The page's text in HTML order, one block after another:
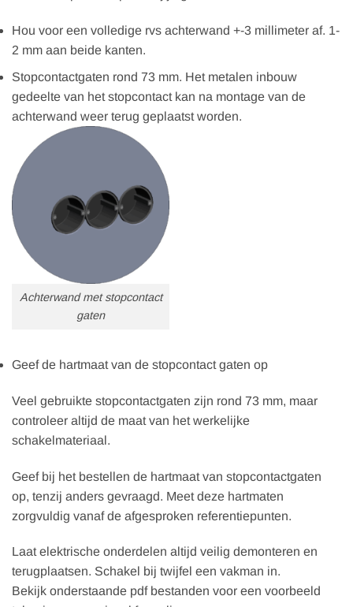
Hou voor een volledige rvs achterwand +-3 millimeter af. 1-
2 mm aan beide kanten.
Stopcontactgaten rond 73 mm. Het metalen inbouw
gedeelte van het stopcontact kan na montage van de
achterwand weer terug geplaatst worden.
Achterwand met stopcontact
gaten
Geef de hartmaat van de stopcontact gaten op
Veel gebruikte stopcontactgaten zijn rond 73 mm, maar
controleer altijd de maat van het werkelijke
schakelmateriaal.
Geef bij het bestellen de hartmaat van stopcontactgaten
op, tenzij anders gevraagd. Meet deze hartmaten
zorgvuldig vanaf de afgesproken referentiepunten.
Laat elektrische onderdelen altijd veilig demonteren en
terugplaatsen. Schakel bij twijfel een vakman in.
Bekijk onderstaande pdf bestanden voor een voorbeeld